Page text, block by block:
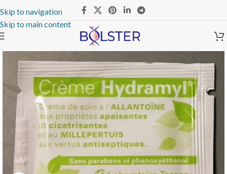
Skip to navigation
Skip to main content